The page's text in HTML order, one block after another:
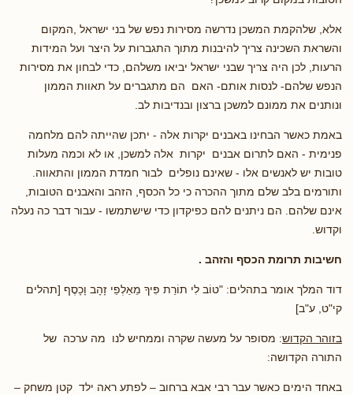
אלא, שלהקמת המשכן נדרשה מסירות נפש של בני ישראל ,המקום
והשראת השכינה צריך להיבנות מתוך התגברות על היצר ועל המידות
הרעות, לכן היה צריך שבני ישראל יביאו משלהם, כדי לבחון את מסירות
הנפש שלהם- לנסות אותם- האם הם מתגברים על תאוות הממון
ונותנים את ממונם למשכן ברצון ובנדיבות לב.
באמת כאשר הבחינו באבנים יקרות אלה - יתכן שהייתה להם מלחמה
פנימית - האם לתרום אבנים יקרות אלה למשכן, או לא וכמה מעלות
טובות יש לאנשים אלו - שאינם נופלים לבור חמדת הממון והתאווה.
ותורמים בלב שלם מתוך ההכרה כי כל הכסף, הזהב והאבנים הטובות,
אינם שלהם. הם ניתנים להם כפיקדון כדי שישתמשו - עבור דבר כה נעלה
וקדוש.
חשיבות תרומת הכסף והזהב .
דוד המלך אומר בתהלים: "טוֹב לִי תוֹרַת פִּיךָ מֵאַלְפֵי זָהָב וָכָסֶף [תהלים
קי"ט, ע"ב]
בזוהר הקדוש: מסופר על מעשה שקרה וממחיש לנו מה ערכה של
התורה הקדושה:
באחד הימים כאשר עבר רבי אבא ברחוב – לפתע ראה ילד קטן משחק –